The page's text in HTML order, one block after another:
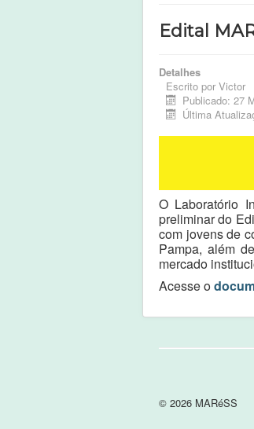
Edital
Detalhes
Escrito por Victor
Publicado: 27
Última
O Laboratório
preliminar do
com jovens de
Pampa, além
mercado
Acesse o
© 2026 MARéSS